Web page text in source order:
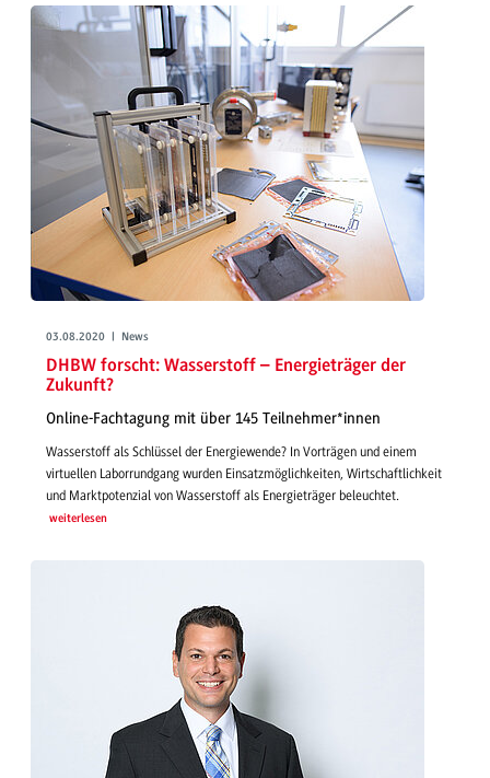
03.08.2020 | News
DHBW forscht: Wasserstoff – Energieträger der
Zukunft?
Online-Fachtagung mit über 145 Teilnehmer*innen
Wasserstoff als Schlüssel der Energiewende? In Vorträgen und einem
virtuellen Laborrundgang wurden Einsatzmöglichkeiten, Wirtschaftlichkeit
und Marktpotenzial von Wasserstoff als Energieträger beleuchtet.
weiterlesen